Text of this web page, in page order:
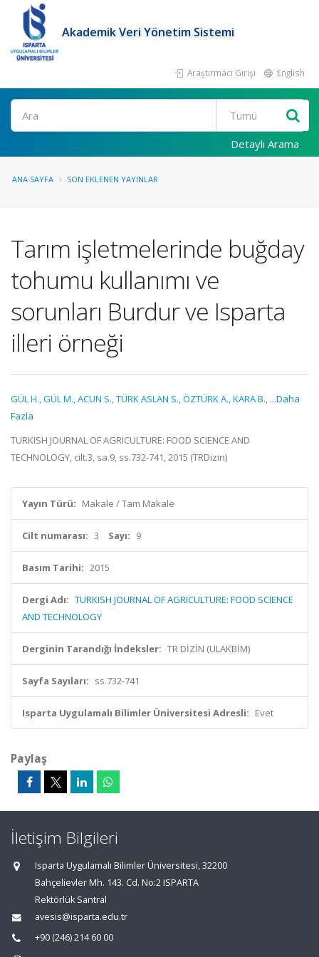
Akademik Veri Yönetim Sistemi
Araştırmacı Girişi English
Ara
Detaylı Arama
ANA SAYFA SON EKLENEN YAYINLAR
Tarım işletmelerinde buğday
tohumu kullanımı ve
sorunları Burdur ve Isparta
illeri örneği
GÜL H.,GÜL M.,ACUN S.,TÜRK ASLAN S.,ÖZTÜRK A.,KARA B., ...Daha
Fazla
TURKISH JOURNAL OF AGRICULTURE: FOOD SCIENCE AND
TECHNOLOGY, cilt.3, sa.9, ss.732-741, 2015 (TRDizin)
Yayın Türü: Makale / Tam Makale
Cilt numarası: 3 Sayı: 9
Basım Tarihi: 2015
Dergi Adı: TURKISH JOURNAL OF AGRICULTURE: FOOD SCIENCE
AND TECHNOLOGY
Derginin Tarandığı İndeksler: TR DİZİN (ULAKBİM)
Sayfa Sayıları: ss.732-741
Isparta Uygulamalı Bilimler Üniversitesi Adresli: Evet
Paylaş
İletişim Bilgileri
Isparta Uygulamalı Bilimler Üniversitesi, 32200
Bahçelievler Mh. 143. Cd. No:2 ISPARTA
Rektörlük Santral
avesis@isparta.edu.tr
+90 (246) 214 60 00